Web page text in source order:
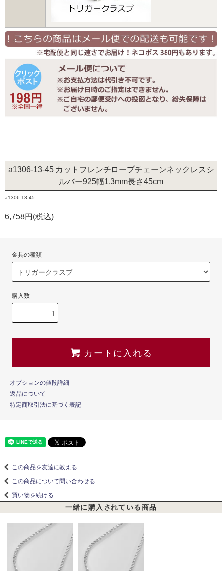
a1306-13-45 カットフレンチロープチェーンネックレスシ
ルバー925幅1.3mm長さ45cm
a1306-13-45
6,758円(税込)
金具の種類
購入数
カートに入れる
オプションの値段詳細
返品について
特定商取引法に基づく表記
この商品を友達に教える
この商品について問い合わせる
買い物を続ける
一緒に購入されている商品